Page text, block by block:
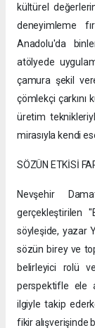
kültürel
deneyimleme
Anadolu'da
atölyede
çamura şekil
çömlekçi çarkını
üretim
mirasıyla kendi
SÖZÜN ETKİSİ
Nevşehir
gerçekleştirilen
söyleşide, yazar
sözün birey ve
belirleyici rolü
perspektifle ele
ilgiyle takip
fikir alışverişinde